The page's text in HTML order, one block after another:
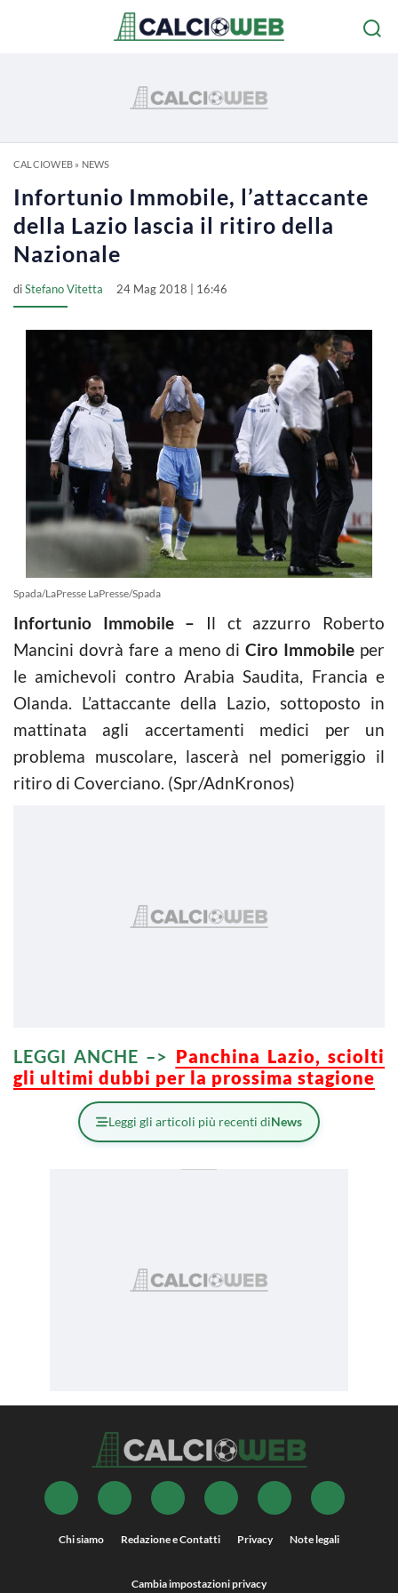
CALCIOWEB» NEWS
Infortunio Immobile, l’attaccante
della Lazio lascia il ritiro della
Nazionale
diStefano Vitetta 24 Mag 2018 | 16:46
Spada/LaPresse LaPresse/Spada
Infortunio Immobile – Il ct azzurro Roberto
Mancini dovrà fare a meno diCiro Immobile per
le amichevoli contro Arabia Saudita, Francia e
Olanda. L’attaccante della Lazio, sottoposto in
mattinata agli accertamenti medici per un
problema muscolare, lascerà nel pomeriggio il
ritiro di Coverciano. (Spr/AdnKronos)
LEGGI ANCHE –> Panchina Lazio, sciolti
gli ultimi dubbi per la prossima stagione
Leggi gli articoli più recenti diNews
Chi siamo Redazione e Contatti Privacy Note legali
Cambia impostazioni privacy